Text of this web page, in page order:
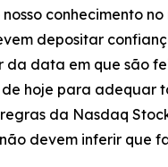
conhecimento
depositar
da data em que são
hoje para adequar
da Nasdaq
devem inferir que